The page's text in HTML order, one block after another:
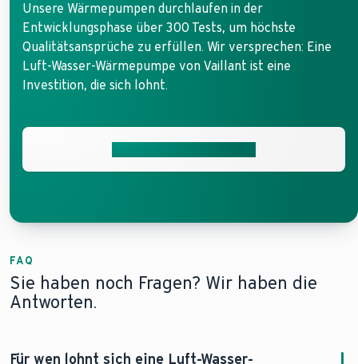
Unsere Wärmepumpen durchlaufen in der
Entwicklungsphase über 300 Tests, um höchste
Qualitätsansprüche zu erfüllen. Wir versprechen: Eine
Luft-Wasser-Wärmepumpe von Vaillant ist eine
Investition, die sich lohnt.
FAQ
Sie haben noch Fragen? Wir haben die
Antworten.
Für wen lohnt sich eine Luft-Wasser-